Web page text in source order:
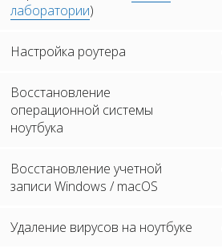
лаборатории)
Настройка роутера
Восстановление
операционной системы
ноутбука
Восстановление учетной
записи Windows / macOS
Удаление вирусов на ноутбуке